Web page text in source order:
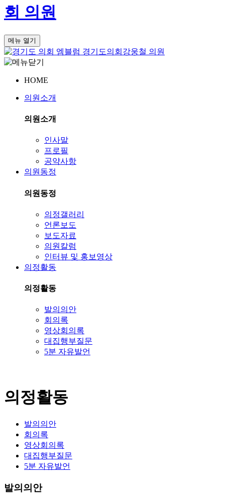
회 의원
메뉴 열기
경기도의회 강웅철 의원
HOME
의원소개
의원소개
인사말
프로필
공약사항
의원동정
의원동정
의정갤러리
언론보도
보도자료
의원칼럼
인터뷰 및 홍보영상
의정활동
의정활동
발의의안
회의록
영상회의록
대집행부질문
5분 자유발언
의정활동
발의의안
회의록
영상회의록
대집행부질문
5분 자유발언
발의의안